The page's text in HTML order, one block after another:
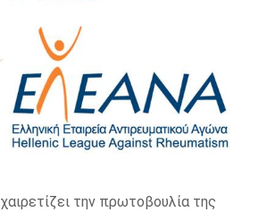
χαιρετίζει την πρωτοβουλία της